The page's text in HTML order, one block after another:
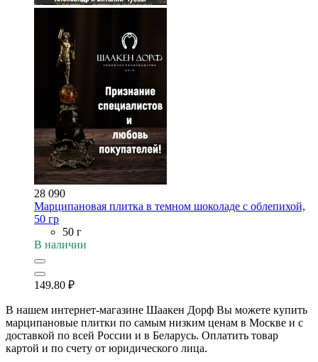
28 090
Марципановая плитка в темном шоколаде с облепихой,
50 гр
50 г
В наличии
149.80 ₽
В нашем интернет-магазине Шаакен Дорф Вы можете купить
марципановые плитки по самым низким ценам в Москве и с
доставкой по всей России и в Беларусь. Оплатить товар
картой и по счету от юридического лица.